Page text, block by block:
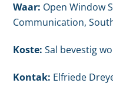
Waar: Open Window
Communication,
Koste: Sal bevestig
Kontak: Elfriede